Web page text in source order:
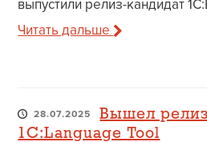
выпустили релиз-кандидат
Читать дальше
28.07.2025
Вышел релиз
1C:Language Tool